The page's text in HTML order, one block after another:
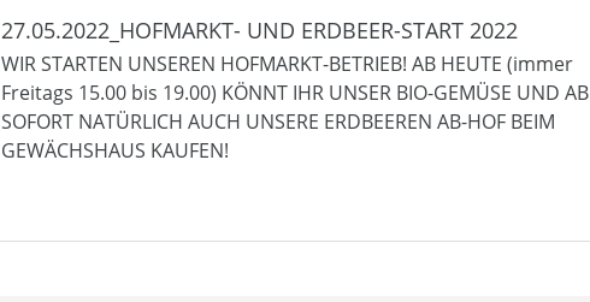
27.05.2022_HOFMARKT- UND ERDBEER-START 2022
WIR STARTEN UNSEREN HOFMARKT-BETRIEB! AB HEUTE (immer
Freitags 15.00 bis 19.00) KÖNNT IHR UNSER BIO-GEMÜSE UND AB
SOFORT NATÜRLICH AUCH UNSERE ERDBEEREN AB-HOF BEIM
GEWÄCHSHAUS KAUFEN!